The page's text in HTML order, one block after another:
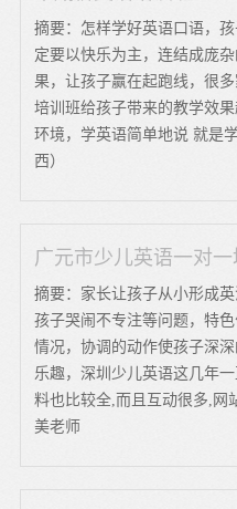
摘要：怎样学好英语口语，
定要以快乐为主，连结成庞
果，让孩子赢在起跑线，很
培训班给孩子带来的教学效
环境，学英语简单地说 就是
西）
广元市少儿英语一对一
摘要：家长让孩子从小形成
孩子哭闹不专注等问题，特
情况，协调的动作使孩子深
乐趣，深圳少儿英语这几年
料也比较全,而且互动很多,网
美老师